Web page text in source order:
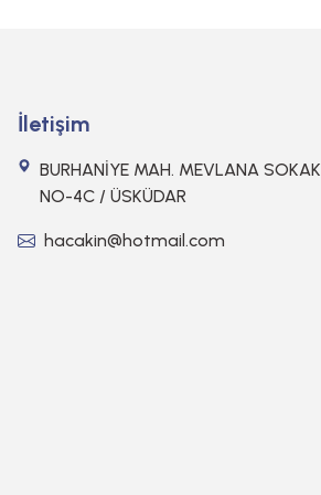
İletişim
BURHANİYE MAH. MEVLANA SOKAK
NO-4C / ÜSKÜDAR
hacakin@hotmail.com